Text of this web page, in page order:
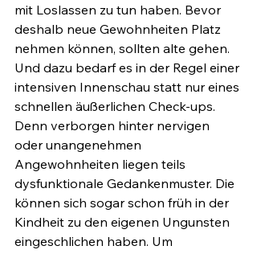
mit Loslassen zu tun haben. Bevor
deshalb neue Gewohnheiten Platz
nehmen können, sollten alte gehen.
Und dazu bedarf es in der Regel einer
intensiven Innenschau statt nur eines
schnellen äußerlichen Check-ups.
Denn verborgen hinter nervigen
oder unangenehmen
Angewohnheiten liegen teils
dysfunktionale Gedankenmuster. Die
können sich sogar schon früh in der
Kindheit zu den eigenen Ungunsten
eingeschlichen haben. Um